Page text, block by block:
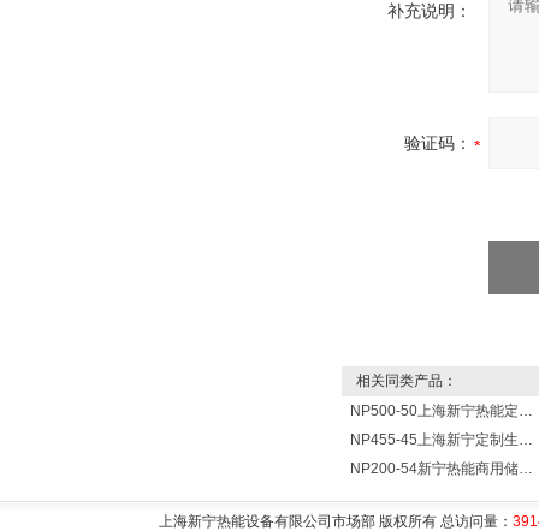
补充说明：
验证码：
相关同类产品：
NP500-50上海新宁热能定制各式不锈钢水箱容器
NP455-45上海新宁定制生产各式不锈钢容器
NP200-54新宁热能商用储水式电热水器V=200升N=54千瓦
上海新宁热能设备有限公司市场部 版权所有 总访问量：